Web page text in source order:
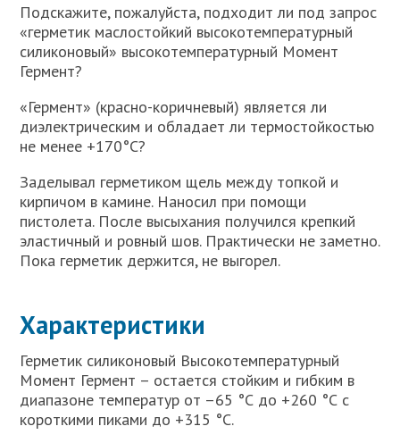
Подскажите, пожалуйста, подходит ли под запрос
«герметик маслостойкий высокотемпературный
силиконовый» высокотемпературный Момент
Гермент?
«Гермент» (красно-коричневый) является ли
диэлектрическим и обладает ли термостойкостью
не менее +170°С?
Заделывал герметиком щель между топкой и
кирпичом в камине. Наносил при помощи
пистолета. После высыхания получился крепкий
эластичный и ровный шов. Практически не заметно.
Пока герметик держится, не выгорел.
Характеристики
Герметик силиконовый Высокотемпературный
Момент Гермент – остается стойким и гибким в
диапазоне температур от –65 °С до +260 °С с
короткими пиками до +315 °С.